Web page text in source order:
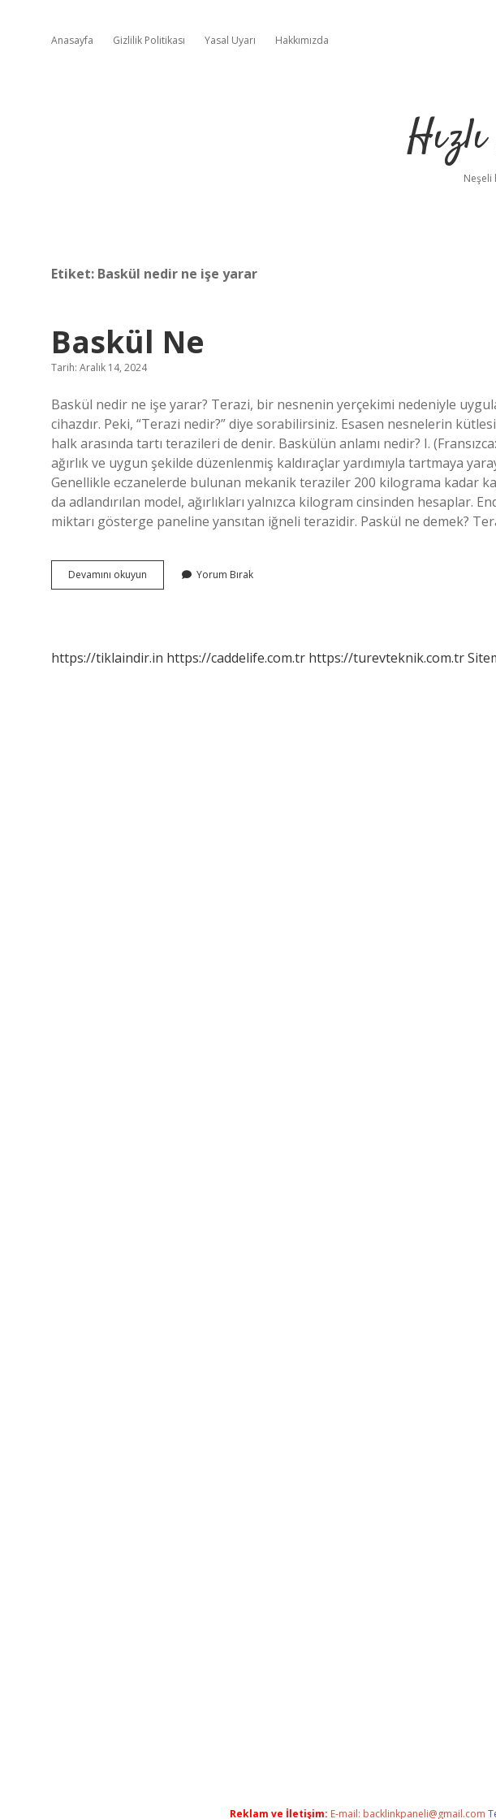
Anasayfa Gizlilik Politikası Yasal Uyarı Hakkımızda
Neşeli
Etiket: Baskül nedir ne işe yarar
Baskül Ne
Tarih: Aralık 14, 2024
Baskül nedir ne işe yarar? Terazi, bir nesnenin yerçekimi nedeniyle
cihazdır. Peki, “Terazi nedir?” diye sorabilirsiniz. Esasen nesnelerin
halk arasında tartı terazileri de denir. Baskülün anlamı nedir? I.
ağırlık ve uygun şekilde düzenlenmiş kaldıraçlar yardımıyla tartmaya
Genellikle eczanelerde bulunan mekanik teraziler 200 kilograma kadar
da adlandırılan model, ağırlıkları yalnızca kilogram cinsinden hesaplar.
miktarı gösterge paneline yansıtan iğneli terazidir. Paskül ne demek?
Devamını okuyun
Ne
Yorum Bırak
https://tiklaindir.in https://caddelife.com.tr https://turevteknik.com.tr
Reklam ve İletişim: E-mail: backlinkpaneli@gmail.com